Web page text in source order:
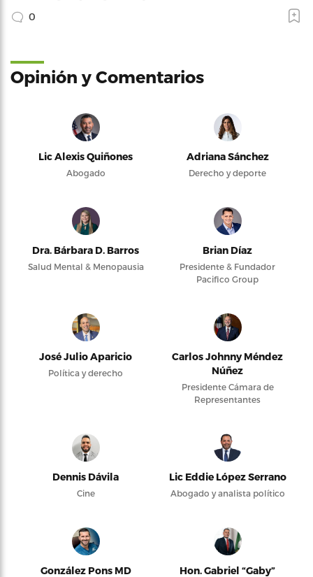
0
Opinión y Comentarios
Lic Alexis Quiñones
Abogado
Adriana Sánchez
Derecho y deporte
Dra. Bárbara D. Barros
Salud Mental & Menopausia
Brian Díaz
Presidente & Fundador
Pacifico Group
José Julio Aparicio
Política y derecho
Carlos Johnny Méndez
Núñez
Presidente Cámara de
Representantes
Dennis Dávila
Cine
Lic Eddie López Serrano
Abogado y analista político
González Pons MD
Hon. Gabriel “Gaby”